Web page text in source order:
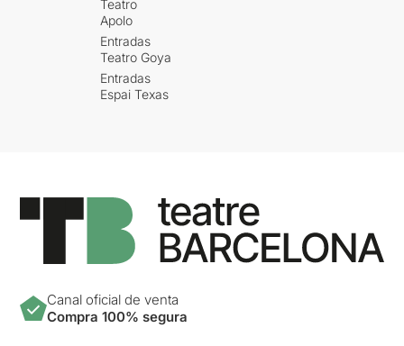
Teatro
Apolo
Entradas
Teatro Goya
Entradas
Espai Texas
Canal oficial de venta
Compra 100% segura